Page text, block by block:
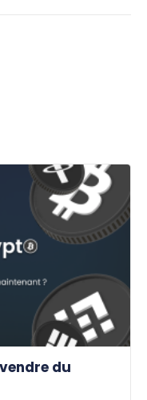
vendre du